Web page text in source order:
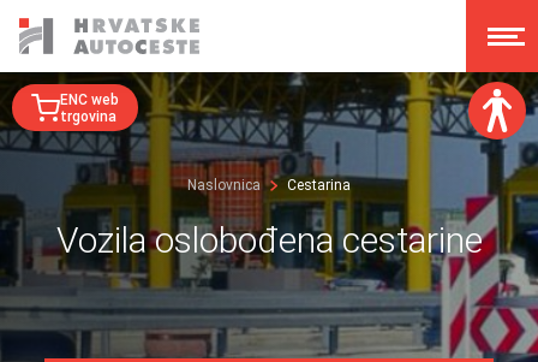
Veličina fonta:
A A A
Disleksija:
Kontrast:
ENC web
trgovina
Naslovnica Cestarina
Vozila oslobođena cestarine